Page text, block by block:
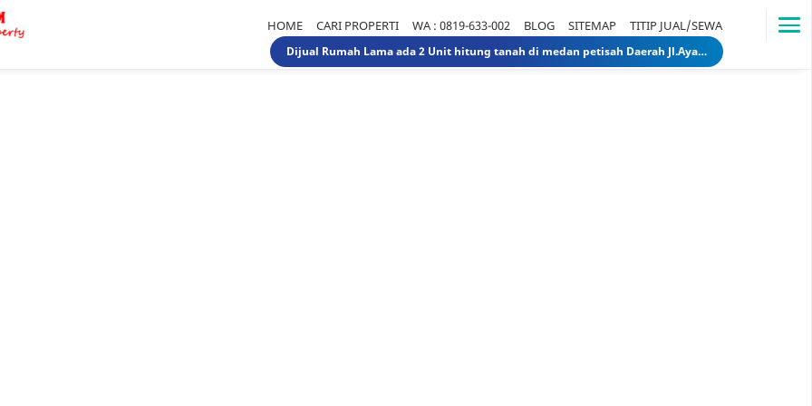
HOME CARI PROPERTI WA : 0819-633-002 BLOG SITEMAP TITIP JUAL/SEWA
Dijual Rumah Lama ada 2 Unit hitung tanah di medan petisah Daerah Jl.Ayahanda masuk jl.batutulis 1.3 Miliar 1.5 Miliar rumahlamatanahdiayahanda